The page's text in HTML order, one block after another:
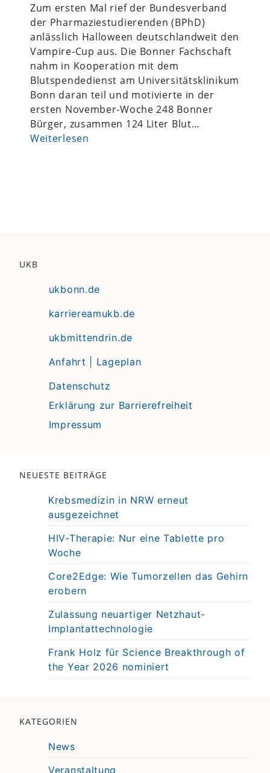
Zum ersten Mal rief der Bundesverband
der Pharmaziestudierenden (BPhD)
anlässlich Halloween deutschlandweit den
Vampire-Cup aus. Die Bonner Fachschaft
nahm in Kooperation mit dem
Blutspendedienst am Universitätsklinikum
Bonn daran teil und motivierte in der
ersten November-Woche 248 Bonner
Bürger, zusammen 124 Liter Blut…
Weiterlesen
UKB
ukbonn.de
karriereamukb.de
ukbmittendrin.de
Anfahrt | Lageplan
Datenschutz
Erklärung zur Barrierefreiheit
Impressum
NEUESTE BEITRÄGE
Krebsmedizin in NRW erneut
ausgezeichnet
HIV-Therapie: Nur eine Tablette pro
Woche
Core2Edge: Wie Tumorzellen das Gehirn
erobern
Zulassung neuartiger Netzhaut-
Implantattechnologie
Frank Holz für Science Breakthrough of
the Year 2026 nominiert
KATEGORIEN
News
Veranstaltung